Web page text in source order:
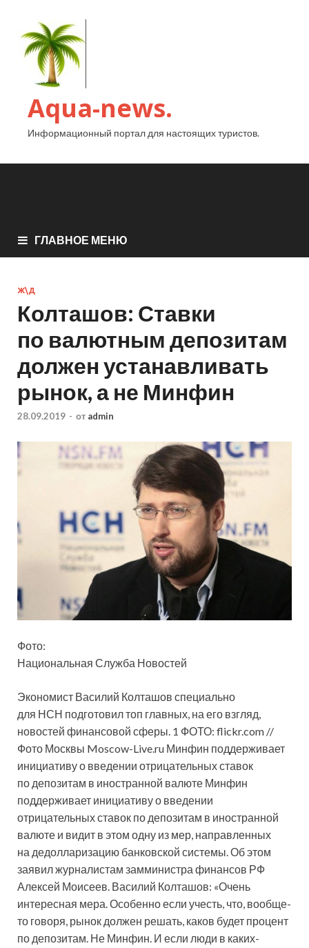
Aqua-news.
Информационный портал для настоящих туристов.
ГЛАВНОЕ МЕНЮ
Ж\Д
Колташов: Ставки
по валютным депозитам
должен устанавливать
рынок, а не Минфин
28.09.2019 - от admin
Фото:
Национальная Служба Новостей
Экономист Василий Колташов специально
для НСН подготовил топ главных, на его взгляд,
новостей финансовой сферы. 1 ФОТО: flickr.com //
Фото Москвы Moscow-Live.ru Минфин поддерживает
инициативу о введении отрицательных ставок
по депозитам в иностранной валюте Минфин
поддерживает инициативу о введении
отрицательных ставок по депозитам в иностранной
валюте и видит в этом одну из мер, направленных
на дедолларизацию банковской системы. Об этом
заявил журналистам замминистра финансов РФ
Алексей Моисеев. Василий Колташов: «Очень
интересная мера. Особенно если учесть, что, вообще-
то говоря, рынок должен решать, каков будет процент
по депозитам. Не Минфин. И если люди в каких-